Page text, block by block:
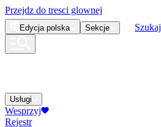
Przejdz do tresci glownej
Edycja polska Sekcje Szukaj
Usługi
Wesprzyj
Rejestr